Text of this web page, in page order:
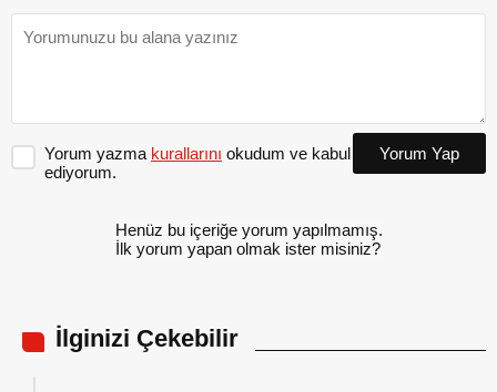
Yorum yazma kurallarını okudum ve kabul
ediyorum.
Yorum Yap
Henüz bu içeriğe yorum yapılmamış.
İlk yorum yapan olmak ister misiniz?
İlginizi Çekebilir